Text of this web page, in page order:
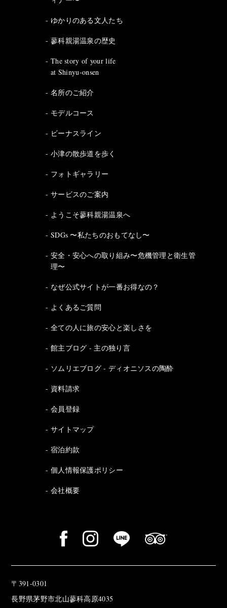
ゆかりのある文人たち
蓼科親湯温泉の歴史
The story of your life
at Shinyu-onsen
名所のご紹介
モデルコース
ビーナスライン
小津の散歩道を歩く
フォトギャラリー
サービスのご案内
ようこそ蓼科親湯温泉へ
SDGs 〜私たちのおもてなし〜
安全・安心への取り組み〜危機管理と衛生管
理〜
なぜ公式サイトが一番お得なの？
よくあるご質問
全ての人に旅の安心と楽しさを
館主ブログ - 主の独り言
ソムリエブログ - ディオニソスの陶酔
資料請求
会員登録
サイトマップ
宿泊約款
個人情報保護ポリシー
会社概要
〒391-0301
長野県茅野市北山蓼科高原4035